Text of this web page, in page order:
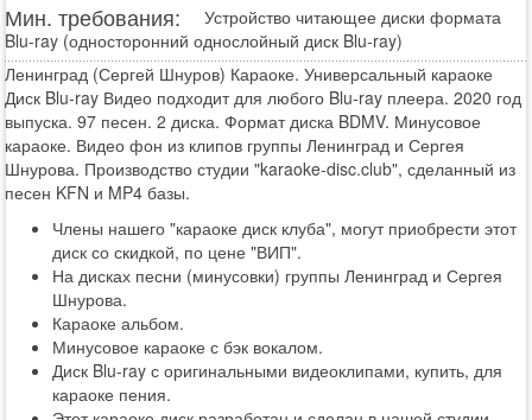
Мин. требования:
Устройство читающее диски формата
Blu-ray (односторонний однослойный диск Blu-ray)
Ленинград (Сергей Шнуров) Караоке. Универсальный караоке
Диск Blu-ray Видео подходит для любого Blu-ray плеера. 2020 год
выпуска. 97 песен. 2 диска. Формат диска BDMV. Минусовое
караоке. Видео фон из клипов группы Ленинград и Сергея
Шнурова. Производство студии "karaoke-disc.club", сделанный из
песен KFN и MP4 базы.
Члены нашего "караоке диск клуба", могут приобрести этот
диск со скидкой, по цене "ВИП".
На дисках песни (минусовки) группы Ленинград и Сергея
Шнурова.
Караоке альбом.
Минусовое караоке с бэк вокалом.
Диск Blu-ray с оригинальными видеоклипами, купить, для
караоке пения.